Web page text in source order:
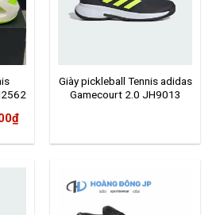
₫Giá
2.350.000₫.
Giày pickleball Tennis adidas
Gamecourt 2.0 JH9013